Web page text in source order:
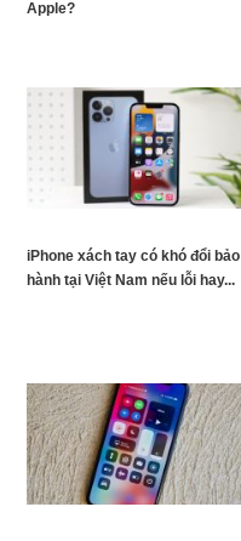
Apple?
iPhone xách tay có khó đổi bảo
hành tại Việt Nam nếu lỗi hay...